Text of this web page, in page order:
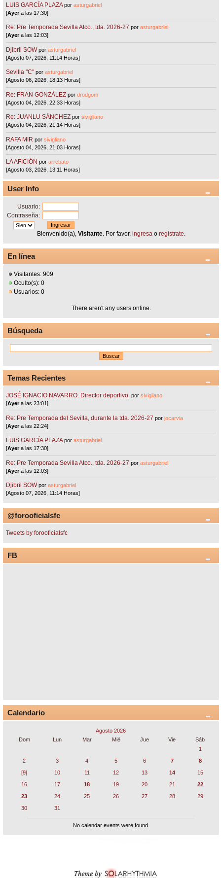
LUIS GARCÍA PLAZA porasturgabriel
[Ayera las 17:30]
Re: Pre Temporada Sevilla Atco., tda. 2026-27 porasturgabriel
[Ayera las 12:03]
Djibril SOW porasturgabriel
[Agosto 07, 2026, 11:14 Horas]
Sevilla "C"porasturgabriel
[Agosto 06, 2026, 18:13 Horas]
Re: FRAN GONZÁLEZ pordrodgom
[Agosto 04, 2026, 22:33 Horas]
Re: JUANLU SÁNCHEZ porsivigliano
[Agosto 04, 2026, 21:14 Horas]
RAFA MIR porsivigliano
[Agosto 04, 2026, 21:03 Horas]
LA AFICIÓN porarrebato
[Agosto 03, 2026, 13:11 Horas]
User Info
Usuario:
Contraseña:
Bienvenido(a), Visitante. Por favor, ingresao regístrate.
En línea
Visitantes: 909
Oculto(s): 0
Usuarios: 0
There aren't any users online.
Búsqueda
Temas Recientes
JOSÉ IGNACIO NAVARRO. Director deportivo. porsivigliano
[Ayera las 23:01]
Re: Pre Temporada del Sevilla, durante la tda. 2026-27 porjocarvia
[Ayera las 22:24]
LUIS GARCÍA PLAZA porasturgabriel
[Ayera las 17:30]
Re: Pre Temporada Sevilla Atco., tda. 2026-27 porasturgabriel
[Ayera las 12:03]
Djibril SOW porasturgabriel
[Agosto 07, 2026, 11:14 Horas]
@forooficialsfc
Tweets by forooficialsfc
FB
Calendario
Agosto 2026
Dom
Lun Mar Mié Jue Vie
Sáb
1
2
3 4 5 6 7
8
[9]
10 11 12 13 14
15
16
17 18 19 20 21
22
23
24 25 26 27 28
29
30
31
No calendar events were found.